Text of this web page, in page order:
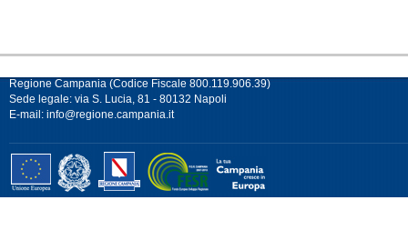
Regione Campania (Codice Fiscale 800.119.906.39)
Sede legale: via S. Lucia, 81 - 80132 Napoli
E-mail: info@regione.campania.it